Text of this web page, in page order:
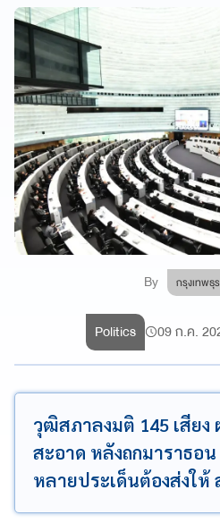
By กรุงเทพธุ
Politics 09 ก.ค.
วุฒิสภาลงมติ 145 เสียง
สะอาด หลังถกมาราธอ
หลายประเด็นต้องส่งใ